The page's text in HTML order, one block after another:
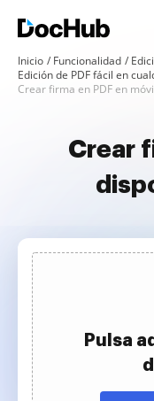
Inicio Funcionalidad
Edición de PDF fácil en
Crear firma en PDF en
Crear
Pulsa